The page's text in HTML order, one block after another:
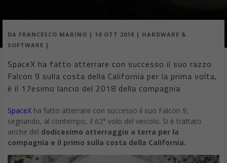
DA FRANCESCO MARINO | 10 OTT 2018 | HARDWARE &
SOFTWARE |
SpaceX ha fatto atterrare con successo il suo razzo
Falcon 9 sulla costa della California per la prima volta,
è il 17esimo lancio del 2018 della compagnia
SpaceX ha fatto atterrare con successo il suo Falcon 9,
segnando, al contempo, il 62° volo del veicolo. Si è trattato
anche del dodicesimo atterraggio a terra per la
compagnia e il primo sulla costa della California.